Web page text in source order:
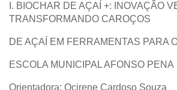
I. BIOCHAR DE AÇAÍ +: INOVAÇÃO
TRANSFORMANDO CAROÇOS
DE AÇAÍ EM FERRAMENTAS PARA
ESCOLA MUNICIPAL AFONSO PENA
Orientadora: Ocirene Cardoso Souza